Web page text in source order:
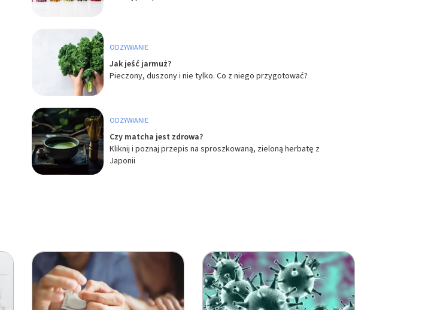
ODŻYWIANIE
Jak jeść jarmuż?
Pieczony, duszony i nie tylko. Co z niego przygotować?
ODŻYWIANIE
Czy matcha jest zdrowa?
Kliknij i poznaj przepis na sproszkowaną, zieloną herbatę z
Japonii